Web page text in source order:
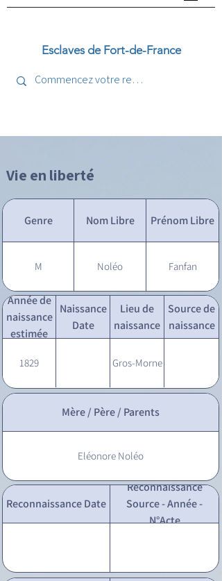
Esclaves de Fort-de-France
Vie en liberté
Genre Nom Libre Prénom Libre
M Noléo Fanfan
Année de
naissance
estimée
Naissance
Date
Lieu de
naissance
Source de
naissance
1829 Gros-Morne
Mère / Père / Parents
Eléonore Noléo
Reconnaissance Date
Reconnaissance
Source - Année -
N°Acte